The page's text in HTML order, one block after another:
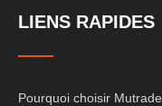
LIENS RAPIDES
Pourquoi choisir Mutrade